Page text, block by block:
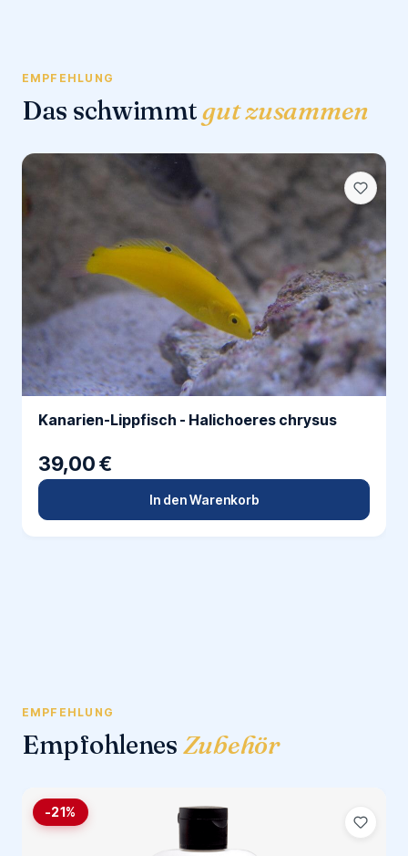
EMPFEHLUNG
Das schwimmtgut zusammen
Kanarien-Lippfisch - Halichoeres chrysus
39,00 €
In den Warenkorb
EMPFEHLUNG
Empfohlenes Zubehör
-21%